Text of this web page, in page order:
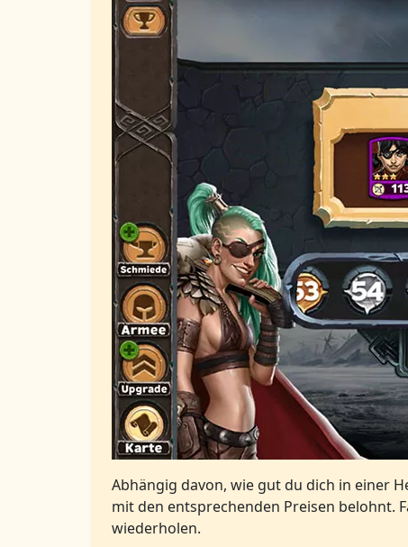
Abhängig davon, wie gut du dich in einer
mit den entsprechenden Preisen belohnt.
wiederholen.